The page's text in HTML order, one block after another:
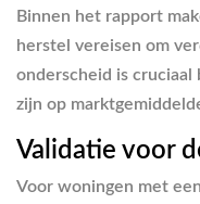
Binnen het rapport
herstel vereisen om
onderscheid is cruciaal
zijn op
Validatie voor
Voor woningen met